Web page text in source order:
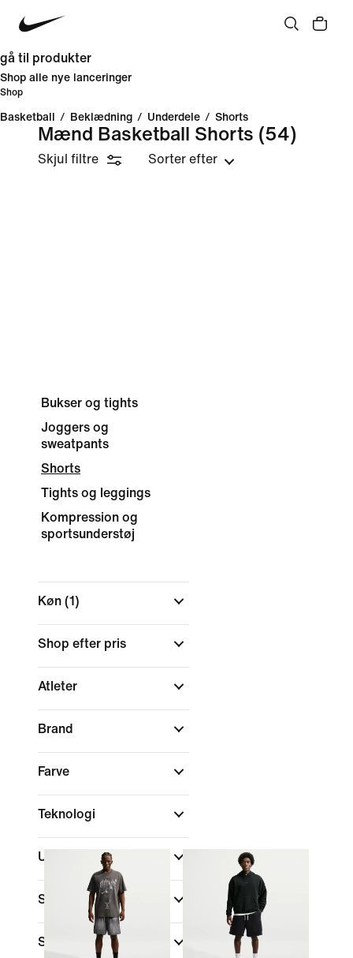
gå til produkter
Shop alle nye lanceringer
Shop
Basketball / Beklædning / Underdele / Shorts
Mænd Basketball Shorts (54)
Skjul filtre Sorter efter
Bukser og tights
Joggers og
sweatpants
Shorts
Tights og leggings
Kompression og
sportsunderstøj
Køn (1)
Shop efter pris
Atleter
Brand
Farve
Teknologi
Udsalg og tilbud
Størrelse
Sports (1)